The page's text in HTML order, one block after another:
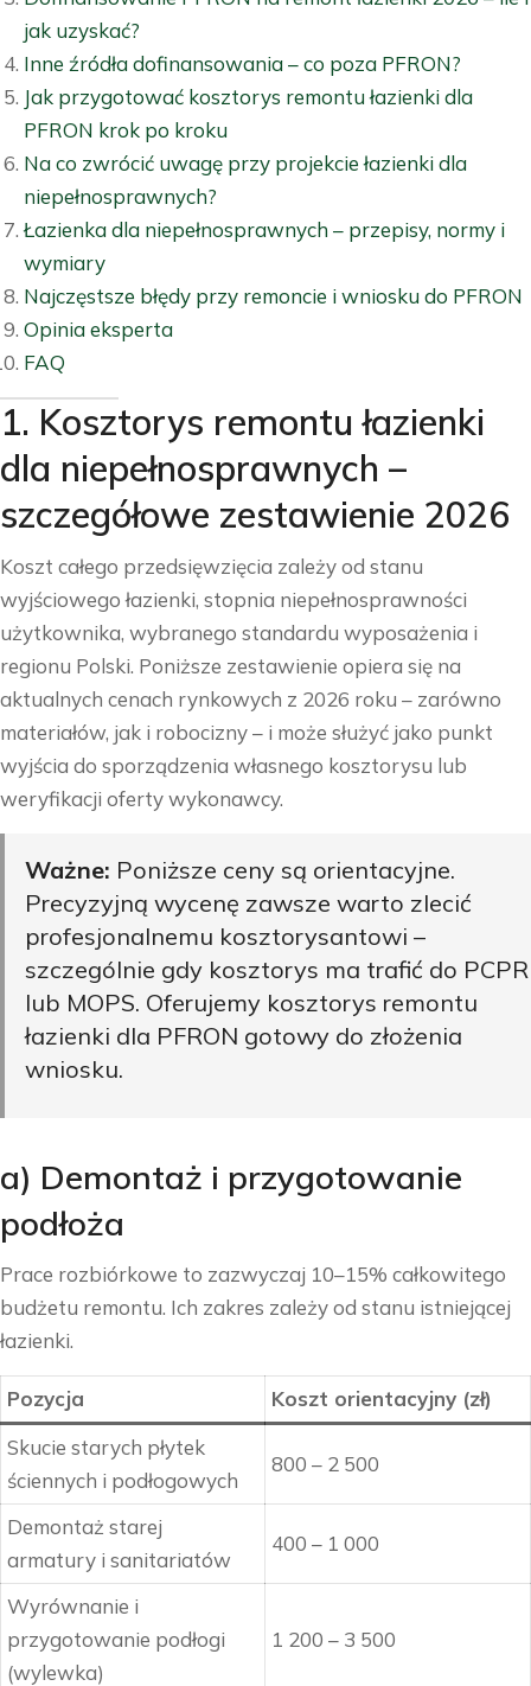
jak uzyskać?
Inne źródła dofinansowania – co poza PFRON?
Jak przygotować kosztorys remontu łazienki dla
PFRON krok po kroku
Na co zwrócić uwagę przy projekcie łazienki dla
niepełnosprawnych?
Łazienka dla niepełnosprawnych – przepisy, normy i
wymiary
Najczęstsze błędy przy remoncie i wniosku do PFRON
Opinia eksperta
FAQ
1. Kosztorys remontu łazienki
dla niepełnosprawnych –
szczegółowe zestawienie 2026
Koszt całego przedsięwzięcia zależy od stanu
wyjściowego łazienki, stopnia niepełnosprawności
użytkownika, wybranego standardu wyposażenia i
regionu Polski. Poniższe zestawienie opiera się na
aktualnych cenach rynkowych z 2026 roku – zarówno
materiałów, jak i robocizny – i może służyć jako punkt
wyjścia do sporządzenia własnego kosztorysu lub
weryfikacji oferty wykonawcy.
Ważne: Poniższe ceny są orientacyjne.
Precyzyjną wycenę zawsze warto zlecić
profesjonalnemu kosztorysantowi –
szczególnie gdy kosztorys ma trafić do PCPR
lub MOPS. Oferujemy kosztorys remontu
łazienki dla PFRON gotowy do złożenia
wniosku.
a) Demontaż i przygotowanie
podłoża
Prace rozbiórkowe to zazwyczaj 10–15% całkowitego
budżetu remontu. Ich zakres zależy od stanu istniejącej
łazienki.
Pozycja
Koszt orientacyjny (zł)
Skucie starych płytek
ściennych i podłogowych
800 – 2 500
Demontaż starej
armatury i sanitariatów
400 – 1 000
Wyrównanie i
przygotowanie podłogi
(wylewka)
1 200 – 3 500